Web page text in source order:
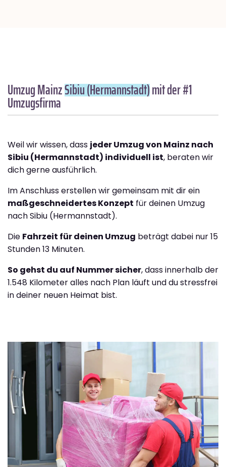
Umzug MainzSibiu (Hermannstadt)mit der #1
Umzugsfirma
Weil wir wissen, dass jeder Umzug von Mainz nach
Sibiu (Hermannstadt) individuell ist, beraten wir
dich gerne ausführlich.
Im Anschluss erstellen wir gemeinsam mit dir ein
maßgeschneidertes Konzept für deinen Umzug
nach Sibiu (Hermannstadt).
Die Fahrzeit für deinen Umzug beträgt dabei nur 15
Stunden 13 Minuten.
So gehst du auf Nummer sicher, dass innerhalb der
1.548 Kilometer alles nach Plan läuft und du stressfrei
in deiner neuen Heimat bist.